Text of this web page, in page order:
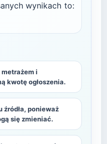
wynikach to:
i
kwotę ogłoszenia.
źródła, ponieważ
się zmieniać.